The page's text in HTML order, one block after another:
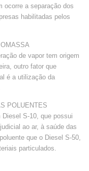
ocorre a separação dos
habilitadas pelos
de vapor tem origem
outro fator que
é a utilização da
POLUENTES
S-10, que possui
ao ar, à saúde das
que o Diesel S-50,
particulados.